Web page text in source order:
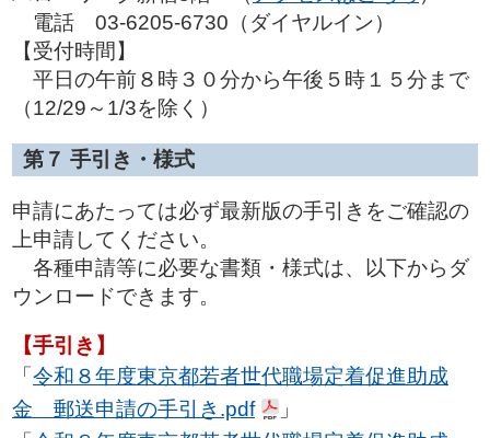
電話 03-6205-6730（ダイヤルイン）
【受付時間】
平日の午前８時３０分から午後５時１５分まで
（12/29～1/3を除く）
第７ 手引き・様式
申請にあたっては必ず最新版の手引きをご確認の
上申請してください。
各種申請等に必要な書類・様式は、以下からダ
ウンロードできます。
【手引き】
「 令和８年度東京都若者世代職場定着促進助成
金 郵送申請の手引き.pdf
」